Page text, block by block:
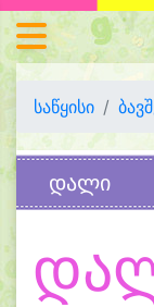
საწყისი
დალი